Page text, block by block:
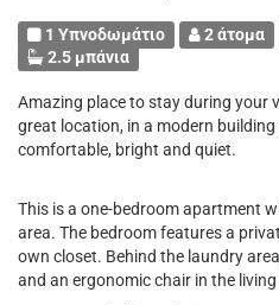
1 Υπνοδωμάτιο 2 άτομα
2.5 μπάνια
Amazing place to stay during your
great location, in a modern
comfortable, bright and quiet.
This is a one-bedroom apartment
area. The bedroom features a
own closet. Behind the laundry
and an ergonomic chair in the